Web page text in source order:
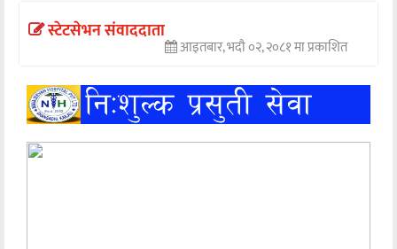
स्टेटसेभन संवाददाता
आइतबार, भदौ ०२, २०८१ मा प्रकाशित